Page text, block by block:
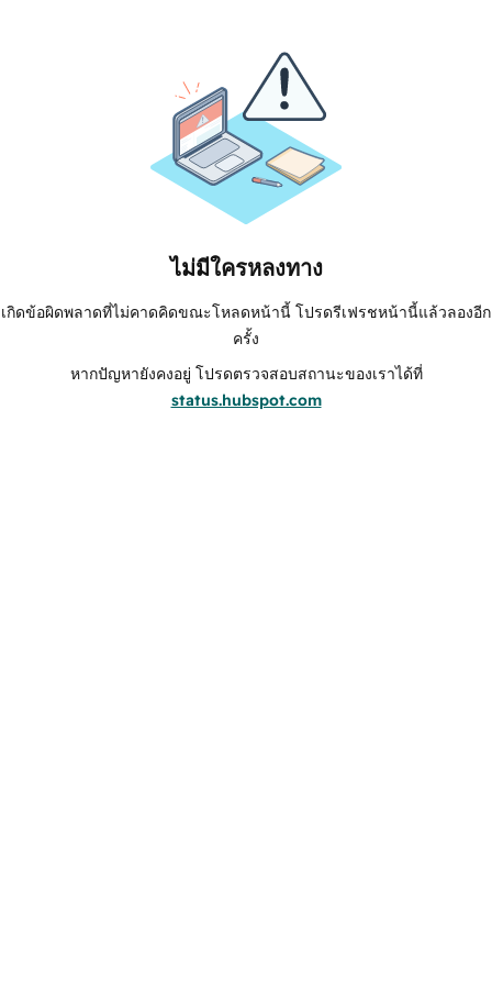
ไม่มีใครหลงทาง
เกิดข้อผิดพลาดที่ไม่คาดคิดขณะโหลดหน้านี้ โปรดรีเฟรชหน้านี้แล้วลองอีก
ครั้ง
หากปัญหายังคงอยู่ โปรดตรวจสอบสถานะของเราได้ที่
status.hubspot.com